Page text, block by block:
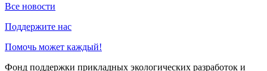
Все новости
Поддержите нас
Помочь может каждый!
Фонд поддержки прикладных экологических разработок и